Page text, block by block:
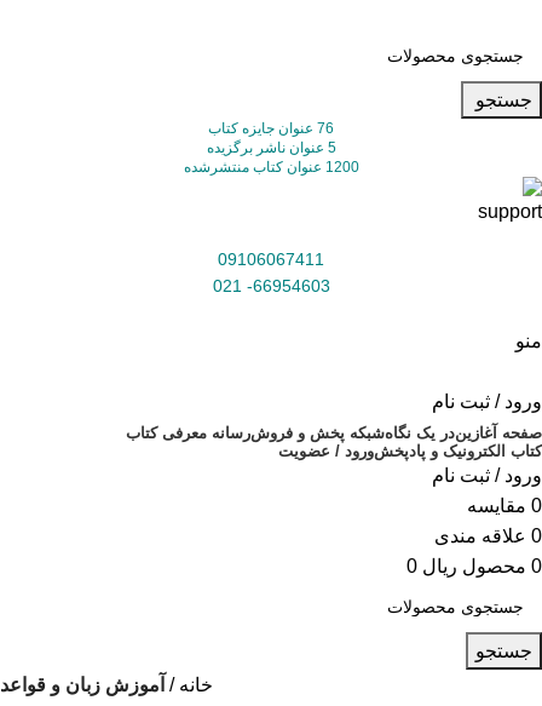
جستجو
76 عنوان جایزه کتاب
5 عنوان ناشر برگزیده
1200 عنوان کتاب منتشرشده
09106067411
66954603- 021
منو
ورود / ثبت نام
صفحه آغازیندر یک نگاهشبکه پخش و فروشرسانه معرفی کتاب
کتاب الکترونیک و پادپخشورود / عضویت
ورود / ثبت نام
0 مقایسه
0 علاقه مندی
0 محصول ریال
جستجو
خانه
آموزش زبان و قواعد